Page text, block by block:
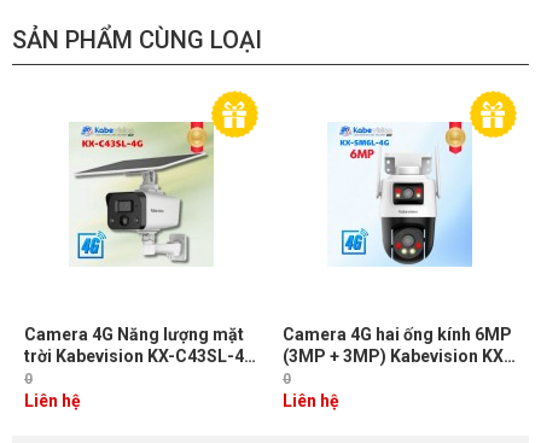
SẢN PHẨM CÙNG LOẠI
Camera 4G Năng lượng mặt
trời Kabevision KX-C43SL-4G
4MP, Còi hú, Đèn chớp cảnh
báo, Tích hợp cảm biến PIR,
0
Liên hệ
Camera 4G hai ống kính 6MP
(3MP + 3MP) Kabevision KX-
SM6L-4G, Cảnh báo đèn &
còi, Đàm thoại 2 chiều, Nhận
0
Liên hệ